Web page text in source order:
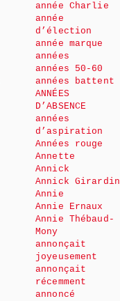
année Charlie
année
d’élection
année marque
années
années 50-60
années battent
ANNÉES
D’ABSENCE
années
d’aspiration
Années rouge
Annette
Annick
Annick Girardin
Annie
Annie Ernaux
Annie Thébaud-
Mony
annonçait
joyeusement
annonçait
récemment
annoncé